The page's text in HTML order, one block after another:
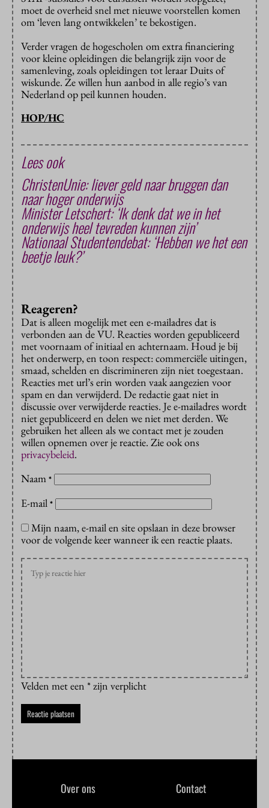
moet de overheid snel met nieuwe voorstellen komen
om ‘leven lang ontwikkelen’ te bekostigen.
Verder vragen de hogescholen om extra financiering
voor kleine opleidingen die belangrijk zijn voor de
samenleving, zoals opleidingen tot leraar Duits of
wiskunde. Ze willen hun aanbod in alle regio’s van
Nederland op peil kunnen houden.
HOP/HC
Lees ook
ChristenUnie: liever geld naar bruggen dan
naar hoger onderwijs
Minister Letschert: ‘Ik denk dat we in het
onderwijs heel tevreden kunnen zijn’
Nationaal Studentendebat: ‘Hebben we het een
beetje leuk?’
Reageren?
Dat is alleen mogelijk met een e-mailadres dat is
verbonden aan de VU. Reacties worden gepubliceerd
met voornaam of initiaal en achternaam. Houd je bij
het onderwerp, en toon respect: commerciële uitingen,
smaad, schelden en discrimineren zijn niet toegestaan.
Reacties met url’s erin worden vaak aangezien voor
spam en dan verwijderd. De redactie gaat niet in
discussie over verwijderde reacties. Je e-mailadres wordt
niet gepubliceerd en delen we niet met derden. We
gebruiken het alleen als we contact met je zouden
willen opnemen over je reactie. Zie ook ons
privacybeleid.
Naam *
E-mail *
Mijn naam, e-mail en site opslaan in deze browser
voor de volgende keer wanneer ik een reactie plaats.
Velden met een * zijn verplicht
Over ons Contact